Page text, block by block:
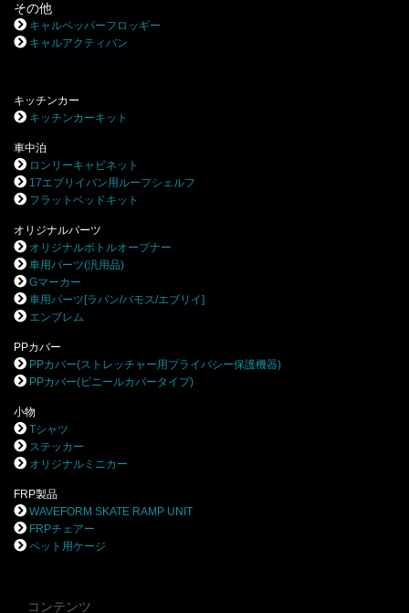
その他
キャルペッパーフロッギー
キャルアクティバン
キッチンカー
キッチンカーキット
車中泊
ロンリーキャビネット
17エブリイバン用ルーフシェルフ
フラットベッドキット
オリジナルパーツ
オリジナルボトルオープナー
車用パーツ(汎用品)
Gマーカー
車用パーツ[ラパン/バモス/エブリイ]
エンブレム
PPカバー
PPカバー(ストレッチャー用プライバシー保護機器)
PPカバー(ビニールカバータイプ)
小物
Tシャツ
ステッカー
オリジナルミニカー
FRP製品
WAVEFORM SKATE RAMP UNIT
FRPチェアー
ペット用ケージ
コンテンツ